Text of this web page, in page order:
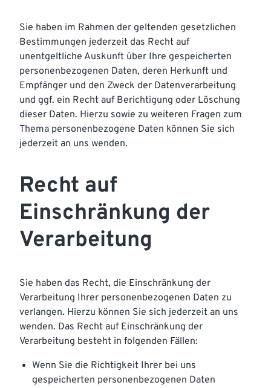
Sie haben im Rahmen der geltenden gesetzlichen
Bestimmungen jederzeit das Recht auf
unentgeltliche Auskunft über Ihre gespeicherten
personenbezogenen Daten, deren Herkunft und
Empfänger und den Zweck der Datenverarbeitung
und ggf. ein Recht auf Berichtigung oder Löschung
dieser Daten. Hierzu sowie zu weiteren Fragen zum
Thema personenbezogene Daten können Sie sich
jederzeit an uns wenden.
Recht auf
Einschränkung der
Verarbeitung
Sie haben das Recht, die Einschränkung der
Verarbeitung Ihrer personenbezogenen Daten zu
verlangen. Hierzu können Sie sich jederzeit an uns
wenden. Das Recht auf Einschränkung der
Verarbeitung besteht in folgenden Fällen:
Wenn Sie die Richtigkeit Ihrer bei uns
gespeicherten personenbezogenen Daten